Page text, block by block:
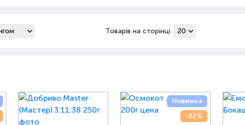
Товарів на сторінці
Новинка
-22%